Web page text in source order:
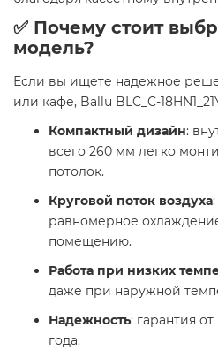
✅ Почему стоит
модель?
Если вы ищете надежное
или кафе, Ballu BLC_C-
Компактный дизайн:
всего 260 мм легко
потолок.
Круговой поток воздуха
равномерное
помещению.
Работа при низких
даже при наружной
Надежность: гарантия
года.